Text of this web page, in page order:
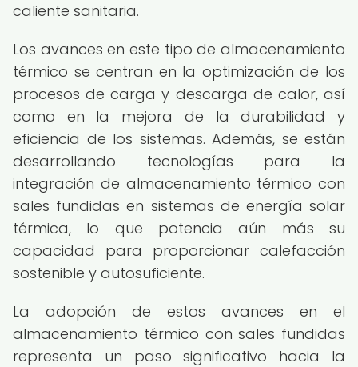
caliente sanitaria.
Los avances en este tipo de almacenamiento
térmico se centran en la optimización de los
procesos de carga y descarga de calor, así
como en la mejora de la durabilidad y
eficiencia de los sistemas. Además, se están
desarrollando tecnologías para la
integración de almacenamiento térmico con
sales fundidas en sistemas de energía solar
térmica, lo que potencia aún más su
capacidad para proporcionar calefacción
sostenible y autosuficiente.
La adopción de estos avances en el
almacenamiento térmico con sales fundidas
representa un paso significativo hacia la